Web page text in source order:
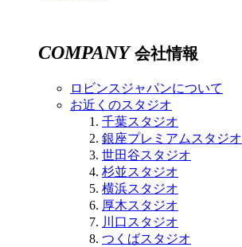
COMPANY 会社情報
ロビンスジャパンについて
お近くのスタジオ
千葉スタジオ
銀座プレミアムスタジオ
世田谷スタジオ
杉並スタジオ
横浜スタジオ
厚木スタジオ
川口スタジオ
つくばスタジオ